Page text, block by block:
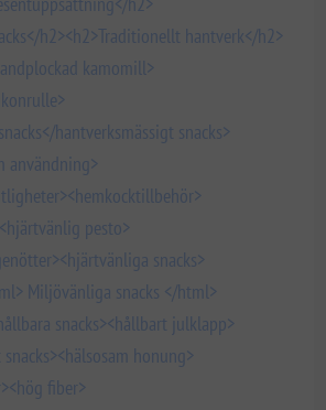
h2><h2>Traditionellt hantverk</h2>
kamomill>
hantverksmässigt snacks>
användning>
<hemkocktillbehör>
<hjärtvänlig pesto>
<hjärtvänliga snacks>
Miljövänliga snacks </html>
snacks><hållbart julklapp>
<hälsosam honung>
<hög fiber>